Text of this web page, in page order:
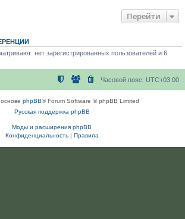
Перейти
нет зарегистрированных пользователей и 6
Часовой пояс: UTC+03:00
phpBB® Forum Software © phpBB Limited
Русская поддержка phpBB
Моды и расширения phpBB
Конфиденциальность| Правила